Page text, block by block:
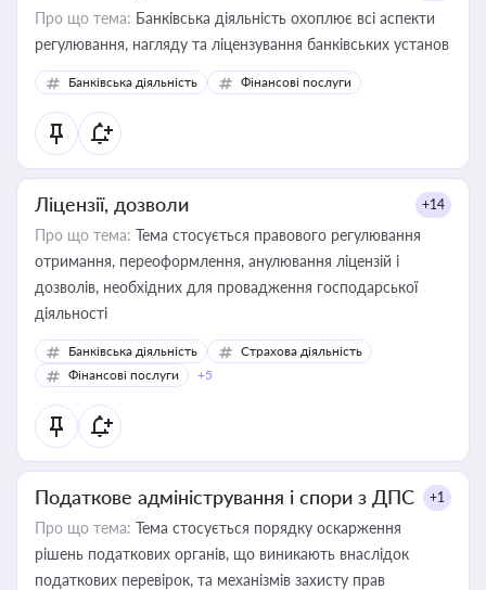
Про що тема: Банківська діяльність охоплює всі аспекти
регулювання, нагляду та ліцензування банківських установ
Банківська діяльність Фінансові послуги
Ліцензії, дозволи +14
Про що тема: Тема стосується правового регулювання
отримання, переоформлення, анулювання ліцензій і
дозволів, необхідних для провадження господарської
діяльності
Банківська діяльність
Страхова діяльність
Фінансові послуги
+5
Податкове адміністрування і спори з ДПС +1
Про що тема: Тема стосується порядку оскарження
рішень податкових органів, що виникають внаслідок
податкових перевірок, та механізмів захисту прав